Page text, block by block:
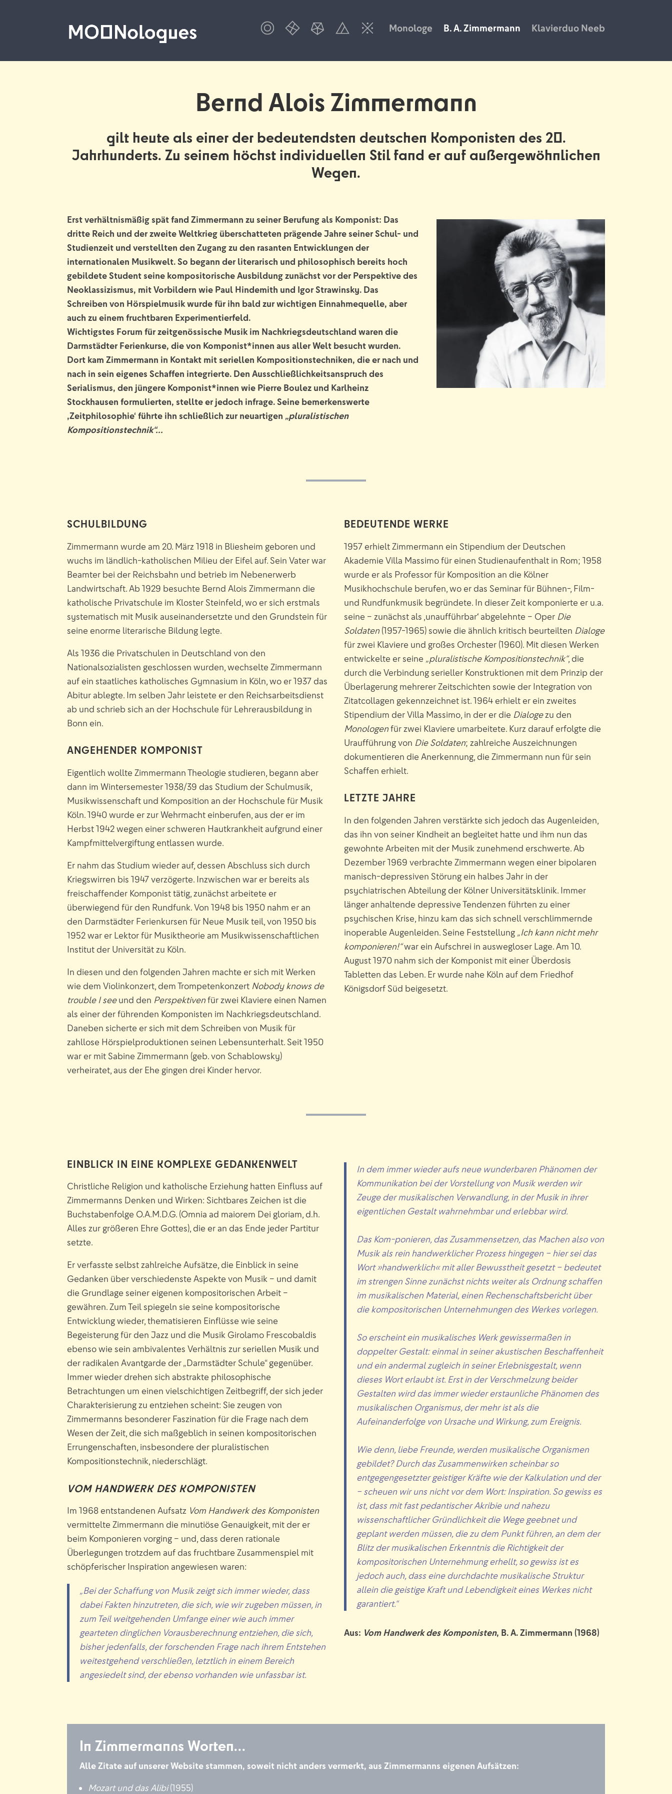
Monologe B. A. Zimmermann Klavierduo Neeb
Bernd Alois Zimmermann
gilt heute als einer der bedeutendsten deutschen Komponisten des 20.
Jahrhunderts. Zu seinem höchst individuellen Stil fand er auf außergewöhnlichen
Wegen.
Erst verhältnismäßig spät fand Zimmermann zu seiner Berufung als Komponist: Das
dritte Reich und der zweite Weltkrieg überschatteten prägende Jahre seiner Schul- und
Studienzeit und verstellten den Zugang zu den rasanten Entwicklungen der
internationalen Musikwelt. So begann der literarisch und philosophisch bereits hoch
gebildete Student seine kompositorische Ausbildung zunächst vor der Perspektive des
Neoklassizismus, mit Vorbildern wie Paul Hindemith und Igor Strawinsky. Das
Schreiben von Hörspielmusik wurde für ihn bald zur wichtigen Einnahmequelle, aber
auch zu einem fruchtbaren Experimentierfeld.
Wichtigstes Forum für zeitgenössische Musik im Nachkriegsdeutschland waren die
Darmstädter Ferienkurse, die von Komponist*innen aus aller Welt besucht wurden.
Dort kam Zimmermann in Kontakt mit seriellen Kompositionstechniken, die er nach und
nach in sein eigenes Schaffen integrierte. Den Ausschließlichkeitsanspruch des
Serialismus, den jüngere Komponist*innen wie Pierre Boulez und Karlheinz
Stockhausen formulierten, stellte er jedoch infrage. Seine bemerkenswerte
,Zeitphilosophie‘ führte ihn schließlich zur neuartigen „pluralistischen
Kompositionstechnik“…
SCHULBILDUNG
Zimmermann wurde am 20. März 1918 in Bliesheim geboren und
wuchs im ländlich-katholischen Milieu der Eifel auf. Sein Vater war
Beamter bei der Reichsbahn und betrieb im Nebenerwerb
Landwirtschaft. Ab 1929 besuchte Bernd Alois Zimmermann die
katholische Privatschule im Kloster Steinfeld, wo er sich erstmals
systematisch mit Musik auseinandersetzte und den Grundstein für
seine enorme literarische Bildung legte.
Als 1936 die Privatschulen in Deutschland von den
Nationalsozialisten geschlossen wurden, wechselte Zimmermann
auf ein staatliches katholisches Gymnasium in Köln, wo er 1937 das
Abitur ablegte. Im selben Jahr leistete er den Reichsarbeitsdienst
ab und schrieb sich an der Hochschule für Lehrerausbildung in
Bonn ein.
ANGEHENDER KOMPONIST
Eigentlich wollte Zimmermann Theologie studieren, begann aber
dann im Wintersemester 1938/39 das Studium der Schulmusik,
Musikwissenschaft und Komposition an der Hochschule für Musik
Köln. 1940 wurde er zur Wehrmacht einberufen, aus der er im
Herbst 1942 wegen einer schweren Hautkrankheit aufgrund einer
Kampfmittelvergiftung entlassen wurde.
Er nahm das Studium wieder auf, dessen Abschluss sich durch
Kriegswirren bis 1947 verzögerte. Inzwischen war er bereits als
freischaffender Komponist tätig, zunächst arbeitete er
überwiegend für den Rundfunk. Von 1948 bis 1950 nahm er an
den Darmstädter Ferienkursen für Neue Musik teil, von 1950 bis
1952 war er Lektor für Musiktheorie am Musikwissenschaftlichen
Institut der Universität zu Köln.
In diesen und den folgenden Jahren machte er sich mit Werken
wie dem Violinkonzert, dem Trompetenkonzert Nobody knows de
trouble I seeund den Perspektivenfür zwei Klaviere einen Namen
als einer der führenden Komponisten im Nachkriegsdeutschland.
Daneben sicherte er sich mit dem Schreiben von Musik für
zahllose Hörspielproduktionen seinen Lebensunterhalt. Seit 1950
war er mit Sabine Zimmermann (geb. von Schablowsky)
verheiratet, aus der Ehe gingen drei Kinder hervor.
BEDEUTENDE WERKE
1957 erhielt Zimmermann ein Stipendium der Deutschen
Akademie Villa Massimo für einen Studienaufenthalt in Rom; 1958
wurde er als Professor für Komposition an die Kölner
Musikhochschule berufen, wo er das Seminar für Bühnen-, Film-
und Rundfunkmusik begründete. In dieser Zeit komponierte er u.a.
seine – zunächst als ,unaufführbar‘abgelehnte – Oper Die
Soldaten (1957-1965) sowie die ähnlich kritisch beurteilten Dialoge
für zwei Klaviere und großes Orchester (1960). Mit diesen Werken
entwickelte er seine „pluralistische Kompositionstechnik“, die
durch die Verbindung serieller Konstruktionen mit dem Prinzip der
Überlagerung mehrerer Zeitschichten sowie der Integration von
Zitatcollagen gekennzeichnet ist. 1964 erhielt er ein zweites
Stipendium der Villa Massimo, in der er die Dialogezu den
Monologenfür zwei Klaviere umarbeitete. Kurz darauf erfolgte die
Uraufführung von Die Soldaten; zahlreiche Auszeichnungen
dokumentieren die Anerkennung, die Zimmermann nun für sein
Schaffen erhielt.
LETZTE JAHRE
In den folgenden Jahren verstärkte sich jedoch das Augenleiden,
das ihn von seiner Kindheit an begleitet hatte und ihm nun das
gewohnte Arbeiten mit der Musik zunehmend erschwerte. Ab
Dezember 1969 verbrachte Zimmermann wegen einer bipolaren
manisch-depressiven Störung ein halbes Jahr in der
psychiatrischen Abteilung der Kölner Universitätsklinik. Immer
länger anhaltende depressive Tendenzen führten zu einer
psychischen Krise, hinzu kam das sich schnell verschlimmernde
inoperable Augenleiden. Seine Feststellung „Ich kann nicht mehr
komponieren!“war ein Aufschrei in auswegloser Lage. Am 10.
August 1970 nahm sich der Komponist mit einer Überdosis
Tabletten das Leben. Er wurde nahe Köln auf dem Friedhof
Königsdorf Süd beigesetzt.
EINBLICK IN EINE KOMPLEXE GEDANKENWELT
Christliche Religion und katholische Erziehung hatten Einfluss auf
Zimmermanns Denken und Wirken: Sichtbares Zeichen ist die
Buchstabenfolge O.A.M.D.G. (Omnia ad maiorem Dei gloriam, d.h.
Alles zur größeren Ehre Gottes), die er an das Ende jeder Partitur
setzte.
Er verfasste selbst zahlreiche Aufsätze, die Einblick in seine
Gedanken über verschiedenste Aspekte von Musik – und damit
die Grundlage seiner eigenen kompositorischen Arbeit –
gewähren. Zum Teil spiegeln sie seine kompositorische
Entwicklung wieder, thematisieren Einflüsse wie seine
Begeisterung für den Jazz und die Musik Girolamo Frescobaldis
ebenso wie sein ambivalentes Verhältnis zur seriellen Musik und
der radikalen Avantgarde der „Darmstädter Schule“ gegenüber.
Immer wieder drehen sich abstrakte philosophische
Betrachtungen um einen vielschichtigen Zeitbegriff, der sich jeder
Charakterisierung zu entziehen scheint: Sie zeugen von
Zimmermanns besonderer Faszination für die Frage nach dem
Wesen der Zeit, die sich maßgeblich in seinen kompositorischen
Errungenschaften, insbesondere der pluralistischen
Kompositionstechnik, niederschlägt.
VOM HANDWERK DES KOMPONISTEN
Im 1968 entstandenen Aufsatz Vom Handwerk des Komponisten
vermittelte Zimmermann die minutiöse Genauigkeit, mit der er
beim Komponieren vorging – und, dass deren rationale
Überlegungen trotzdem auf das fruchtbare Zusammenspiel mit
schöpferischer Inspiration angewiesen waren:
„Bei der Schaffung von Musik zeigt sich immer wieder, dass
dabei Fakten hinzutreten, die sich, wie wir zugeben müssen, in
zum Teil weitgehenden Umfange einer wie auch immer
gearteten dinglichen Vorausberechnung entziehen, die sich,
bisher jedenfalls, der forschenden Frage nach ihrem Entstehen
weitestgehend verschließen, letztlich in einem Bereich
angesiedelt sind, der ebenso vorhanden wie unfassbar ist.
In dem immer wieder aufs neue wunderbaren Phänomen der
Kommunikation bei der Vorstellung von Musik werden wir
Zeuge der musikalischen Verwandlung, in der Musik in ihrer
eigentlichen Gestalt wahrnehmbar und erlebbar wird.
Das Kom-ponieren, das Zusammensetzen, das Machen also von
Musik als rein handwerklicher Prozess hingegen – hier sei das
Wort »handwerklich« mit aller Bewusstheit gesetzt – bedeutet
im strengen Sinne zunächst nichts weiter als Ordnung schaffen
im musikalischen Material, einen Rechenschaftsbericht über
die kompositorischen Unternehmungen des Werkes vorlegen.
So erscheint ein musikalisches Werk gewissermaßen in
doppelter Gestalt: einmal in seiner akustischen Beschaffenheit
und ein andermal zugleich in seiner Erlebnisgestalt, wenn
dieses Wort erlaubt ist. Erst in der Verschmelzung beider
Gestalten wird das immer wieder erstaunliche Phänomen des
musikalischen Organismus, der mehr ist als die
Aufeinanderfolge von Ursache und Wirkung, zum Ereignis.
Wie denn, liebe Freunde, werden musikalische Organismen
gebildet? Durch das Zusammenwirken scheinbar so
entgegengesetzter geistiger Kräfte wie der Kalkulation und der
– scheuen wir uns nicht vor dem Wort: Inspiration. So gewiss es
ist, dass mit fast pedantischer Akribie und nahezu
wissenschaftlicher Gründlichkeit die Wege geebnet und
geplant werden müssen, die zu dem Punkt führen, an dem der
Blitz der musikalischen Erkenntnis die Richtigkeit der
kompositorischen Unternehmung erhellt, so gewiss ist es
jedoch auch, dass eine durchdachte musikalische Struktur
allein die geistige Kraft und Lebendigkeit eines Werkes nicht
garantiert.“
Aus: Vom Handwerk des Komponisten, B. A. Zimmermann (1968)
In Zimmermanns Worten…
Alle Zitate auf unserer Website stammen, soweit nicht anders vermerkt, aus Zimmermanns eigenen Aufsätzen:
Mozart und das Alibi(1955)